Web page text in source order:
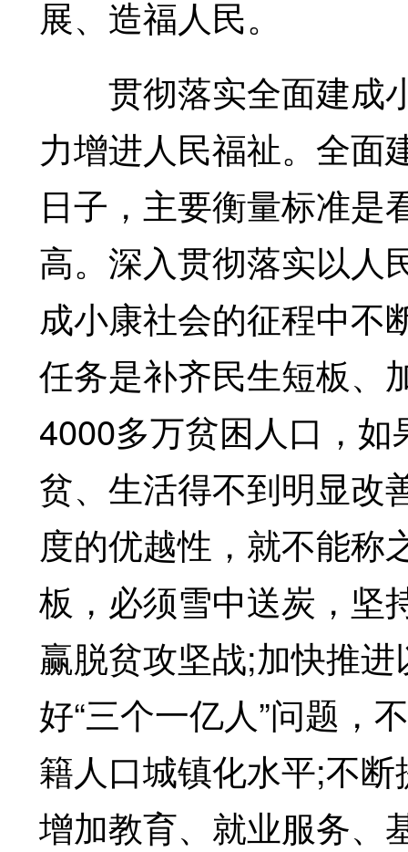
展、造福人民。
贯彻落实全面建成
力增进人民福祉。全面
日子，主要衡量标准是
高。深入贯彻落实以人
成小康社会的征程中不
任务是补齐民生短板、
4000多万贫困人口，
贫、生活得不到明显改
度的优越性，就不能称
板，必须雪中送炭，坚
赢脱贫攻坚战;加快推
好“三个一亿人”问题，
籍人口城镇化水平;不
增加教育、就业服务、